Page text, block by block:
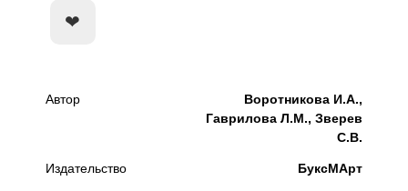
Автор
Воротникова И.А.,
Гаврилова Л.М., Зверев
С.В.
Издательство БуксМАрт